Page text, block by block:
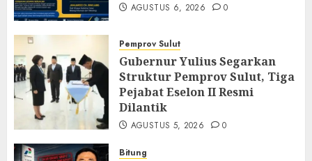
AGUSTUS 6, 2026 0
Pemprov Sulut
Gubernur Yulius Segarkan
Struktur Pemprov Sulut, Tiga
Pejabat Eselon II Resmi
Dilantik
AGUSTUS 5, 2026 0
Bitung